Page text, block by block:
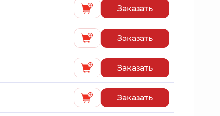
Заказать
Заказать
Заказать
Заказать